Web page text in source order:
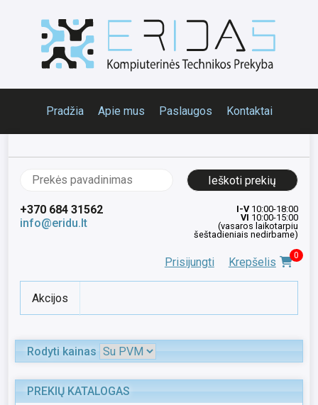
Pradžia Apie mus Paslaugos Kontaktai
Ieškoti:
+370 684 31562
info@eridu.lt
I-V10:00-18:00
VI 10:00-15:00
(vasaros laikotarpiu
šeštadieniais nedirbame)
Prisijungti Krepšelis 0
Akcijos
Rodyti kainas
PREKIŲ KATALOGAS